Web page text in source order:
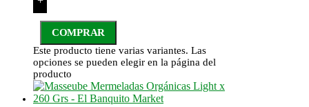
COMPRAR
Este producto tiene varias variantes. Las
opciones se pueden elegir en la página del
producto